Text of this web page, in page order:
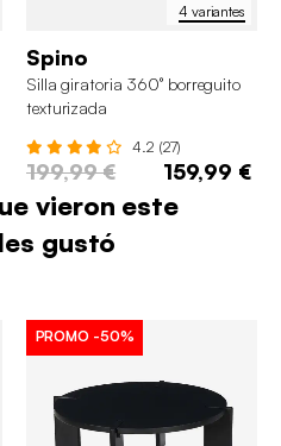
4 variantes
Spino
Silla giratoria 360° borreguito
texturizada
4.2 (27)
199,99 € 159,99 €
vieron este
gustó
PROMO -50%